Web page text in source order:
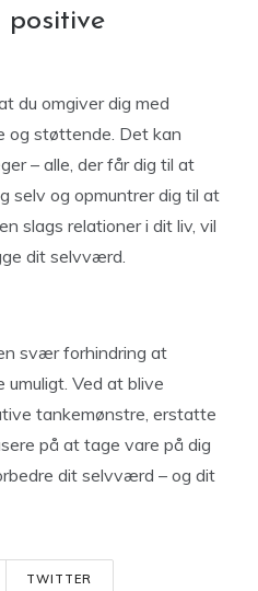
du omgiver dig med
og støttende. Det kan
– alle, der får dig til at
selv og opmuntrer dig til at
slags relationer i dit liv, vil
dit selvværd.
svær forhindring at
umuligt. Ved at blive
tankemønstre, erstatte
på at tage vare på dig
dit selvværd – og dit
TWITTER